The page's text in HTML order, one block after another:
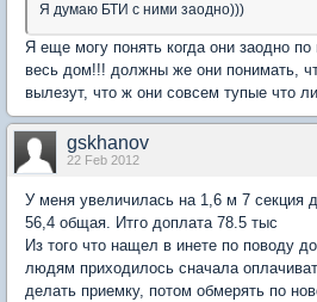
Я думаю БТИ с ними заодно)))
Я еще могу понять когда они заодно
весь дом!!! должны же они понимать,
вылезут, что ж они совсем тупые что
gskhanov
22 Feb 2012
У меня увеличилась на 1,6 м 7 секция
56,4 общая. Итго доплата 78.5 тыс
Из того что нащел в инете по поводу
людям приходилось сначала
делать приемку, потом обмерять по